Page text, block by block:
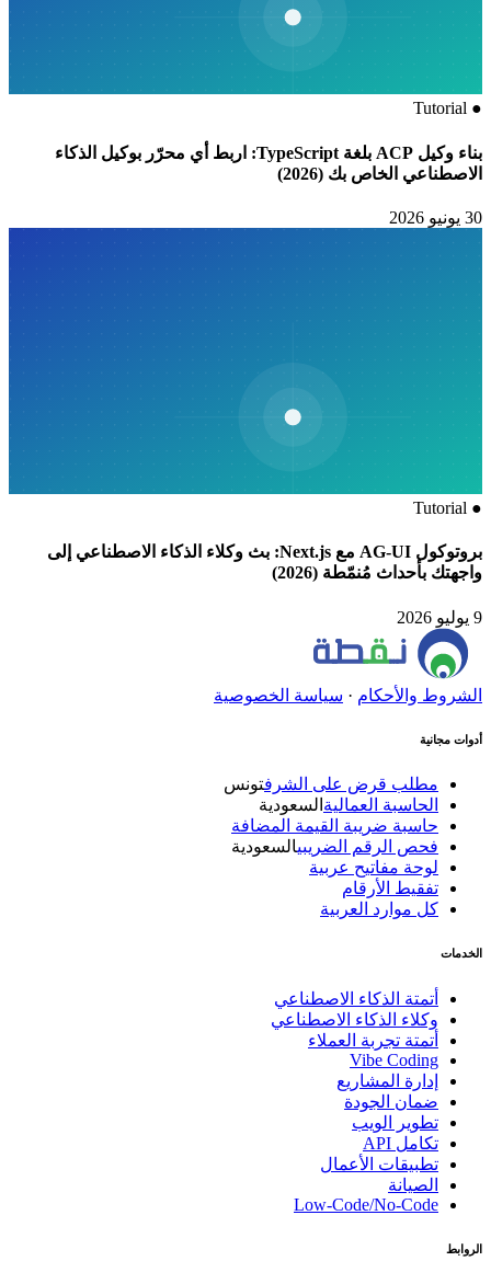
●
Tutorial
بناء وكيل ACP بلغة TypeScript: اربط أي محرّر بوكيل الذكاء
الاصطناعي الخاص بك (2026)
30 يونيو 2026
●
Tutorial
بروتوكول AG-UI مع Next.js: بث وكلاء الذكاء الاصطناعي إلى
واجهتك بأحداث مُنمّطة (2026)
الشروط والأحكام· سياسة الخصوصية
أدوات مجانية
مطلب قرض على الشرف تونس
الحاسبة العماليةالسعودية
حاسبة ضريبة القيمة المضافة
فحص الرقم الضريبيالسعودية
لوحة مفاتيح عربية
تفقيط الأرقام
كل موارد العربية
الخدمات
أتمتة الذكاء الاصطناعي
وكلاء الذكاء الاصطناعي
أتمتة تجربة العملاء
Vibe Coding
إدارة المشاريع
ضمان الجودة
تطوير الويب
تكامل API
تطبيقات الأعمال
الصيانة
Low-Code/No-Code
الروابط